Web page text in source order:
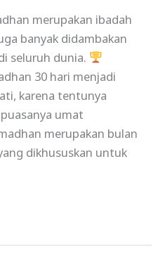
merupakan ibadah
banyak didambakan
seluruh dunia.
30 hari menjadi
karena tentunya
umat
merupakan bulan
dikhususkan untuk